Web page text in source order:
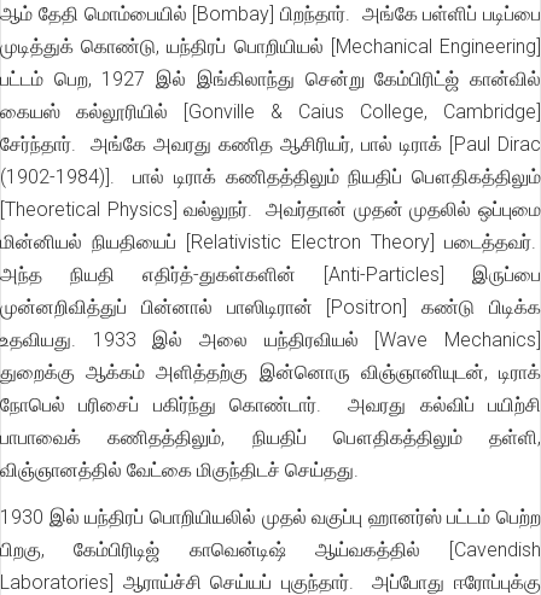
ஆம் தேதி மொம்பையில் [Bombay] பிறந்தார். அங்கே பள்ளிப் படிப்பை
முடித்துக் கொண்டு, யந்திரப் பொறியியல் [Mechanical Engineering]
பட்டம் பெற, 1927 இல் இங்கிலாந்து சென்று கேம்பிரிட்ஜ் கான்வில்
கையஸ் கல்லூரியில் [Gonville & Caius College, Cambridge]
சேர்ந்தார். அங்கே அவரது கணித ஆசிரியர், பால் டிராக் [Paul Dirac
(1902-1984)]. பால் டிராக் கணிதத்திலும் நியதிப் பௌதிகத்திலும்
[Theoretical Physics] வல்லுநர். அவர்தான் முதன் முதலில் ஒப்புமை
மின்னியல் நியதியைப் [Relativistic Electron Theory] படைத்தவர்.
அந்த நியதி எதிர்த்-துகள்களின் [Anti-Particles] இருப்பை
முன்னறிவித்துப் பின்னால் பாஸிடிரான் [Positron] கண்டு பிடிக்க
உதவியது. 1933 இல் அலை யந்திரவியல் [Wave Mechanics]
துறைக்கு ஆக்கம் அளித்தற்கு இன்னொரு விஞ்ஞானியுடன், டிராக்
நோபெல் பரிசைப் பகிர்ந்து கொண்டார். அவரது கல்விப் பயிற்சி
பாபாவைக் கணிதத்திலும், நியதிப் பௌதிகத்திலும் தள்ளி,
விஞ்ஞானத்தில் வேட்கை மிகுந்திடச் செய்தது.
1930 இல் யந்திரப் பொறியியலில் முதல் வகுப்பு ஹானர்ஸ் பட்டம் பெற்ற
பிறகு, கேம்பிரிடிஜ் காவென்டிஷ் ஆய்வகத்தில் [Cavendish
Laboratories] ஆராய்ச்சி செய்யப் புகுந்தார். அப்போது ஈரோப்புக்கு